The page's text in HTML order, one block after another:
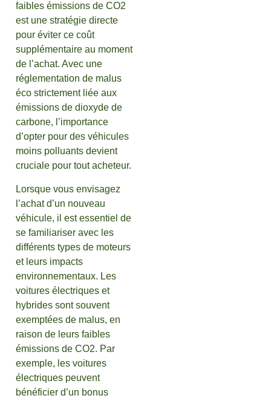
faibles émissions de CO2
est une stratégie directe
pour éviter ce coût
supplémentaire au moment
de l’achat. Avec une
réglementation de malus
éco strictement liée aux
émissions de dioxyde de
carbone, l’importance
d’opter pour des véhicules
moins polluants devient
cruciale pour tout acheteur.
Lorsque vous envisagez
l’achat d’un nouveau
véhicule, il est essentiel de
se familiariser avec les
différents types de moteurs
et leurs impacts
environnementaux. Les
voitures électriques et
hybrides sont souvent
exemptées de malus, en
raison de leurs faibles
émissions de CO2. Par
exemple, les voitures
électriques peuvent
bénéficier d’un bonus